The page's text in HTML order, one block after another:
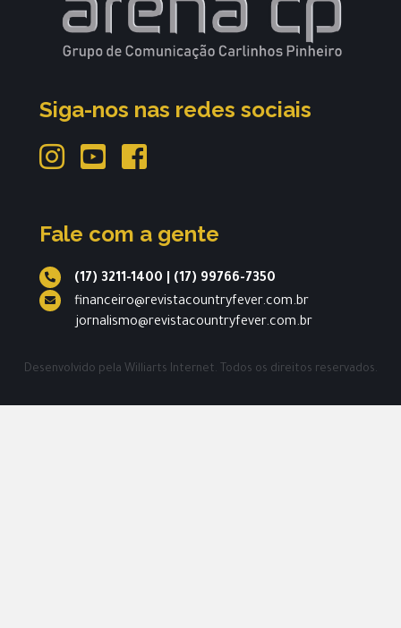
Siga-nos nas redes sociais
Fale com a gente
(17) 3211-1400
(17) 99766-7350
financeiro@revistacountryfever.com.br
jornalismo@revistacountryfever.com.br
Desenvolvido pela Williarts Internet. Todos os direitos reservados.